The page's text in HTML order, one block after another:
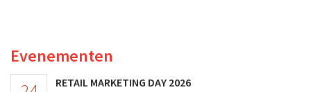
Evenementen
RETAIL MARKETING DAY 2026